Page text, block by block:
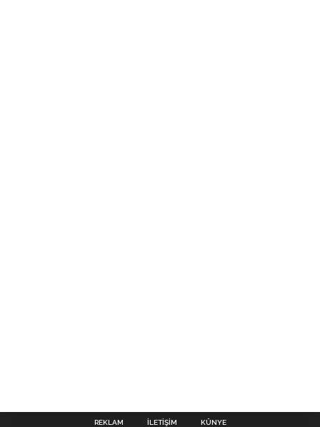
REKLAM İLETIŞIM KÜNYE